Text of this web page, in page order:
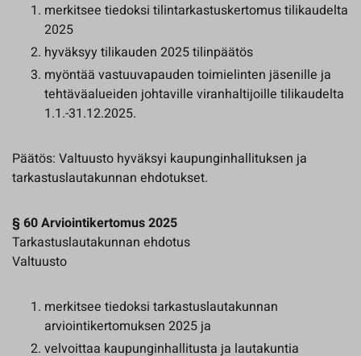
merkitsee tiedoksi tilintarkastuskertomus tilikaudelta
2025
hyväksyy tilikauden 2025 tilinpäätös
myöntää vastuuvapauden toimielinten jäsenille ja
tehtäväalueiden johtaville viranhaltijoille tilikaudelta
1.1.-31.12.2025.
Päätös: Valtuusto hyväksyi kaupunginhallituksen ja
tarkastuslautakunnan ehdotukset.
§ 60 Arviointikertomus 2025
Tarkastuslautakunnan ehdotus
Valtuusto
merkitsee tiedoksi tarkastuslautakunnan
arviointikertomuksen 2025 ja
velvoittaa kaupunginhallitusta ja lautakuntia